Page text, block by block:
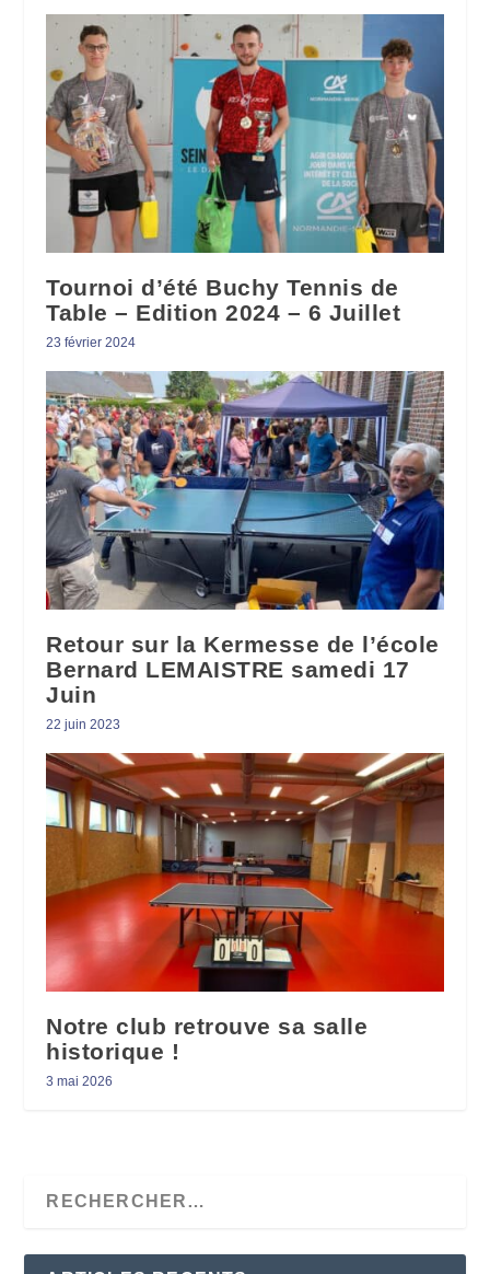
Tournoi d’été Buchy Tennis de
Table – Edition 2024 – 6 Juillet
23 février 2024
Retour sur la Kermesse de l’école
Bernard LEMAISTRE samedi 17
Juin
22 juin 2023
Notre club retrouve sa salle
historique !
3 mai 2026